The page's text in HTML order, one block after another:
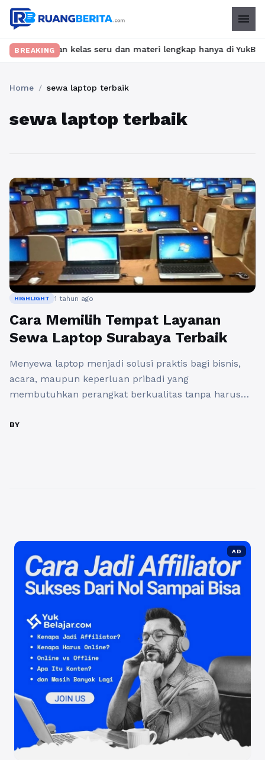
menu
BREAKINGkelas seru dan materi lengkap hanya di
Home / sewa laptop terbaik
sewa laptop terbaik
HIGHLIGHT 1 tahun ago
Cara Memilih Tempat Layanan
Sewa Laptop Surabaya Terbaik
Menyewa laptop menjadi solusi praktis bagi bisnis,
acara, maupun keperluan pribadi yang
membutuhkan perangkat berkualitas tanpa harus
layanan sewa laptop di Surabaya, memilih tempat
BY
AD